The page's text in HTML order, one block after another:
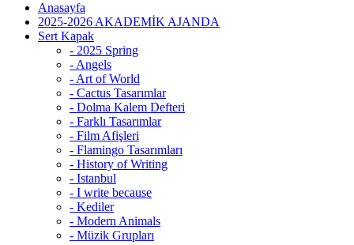
Anasayfa
2025-2026 AKADEMİK AJANDA
Sert Kapak
- 2025 Spring
- Angels
- Art of World
- Cactus Tasarımlar
- Dolma Kalem Defteri
- Farklı Tasarımlar
- Film Afişleri
- Flamingo Tasarımları
- History of Writing
- Istanbul
- I write because
- Kediler
- Modern Animals
- Müzik Grupları